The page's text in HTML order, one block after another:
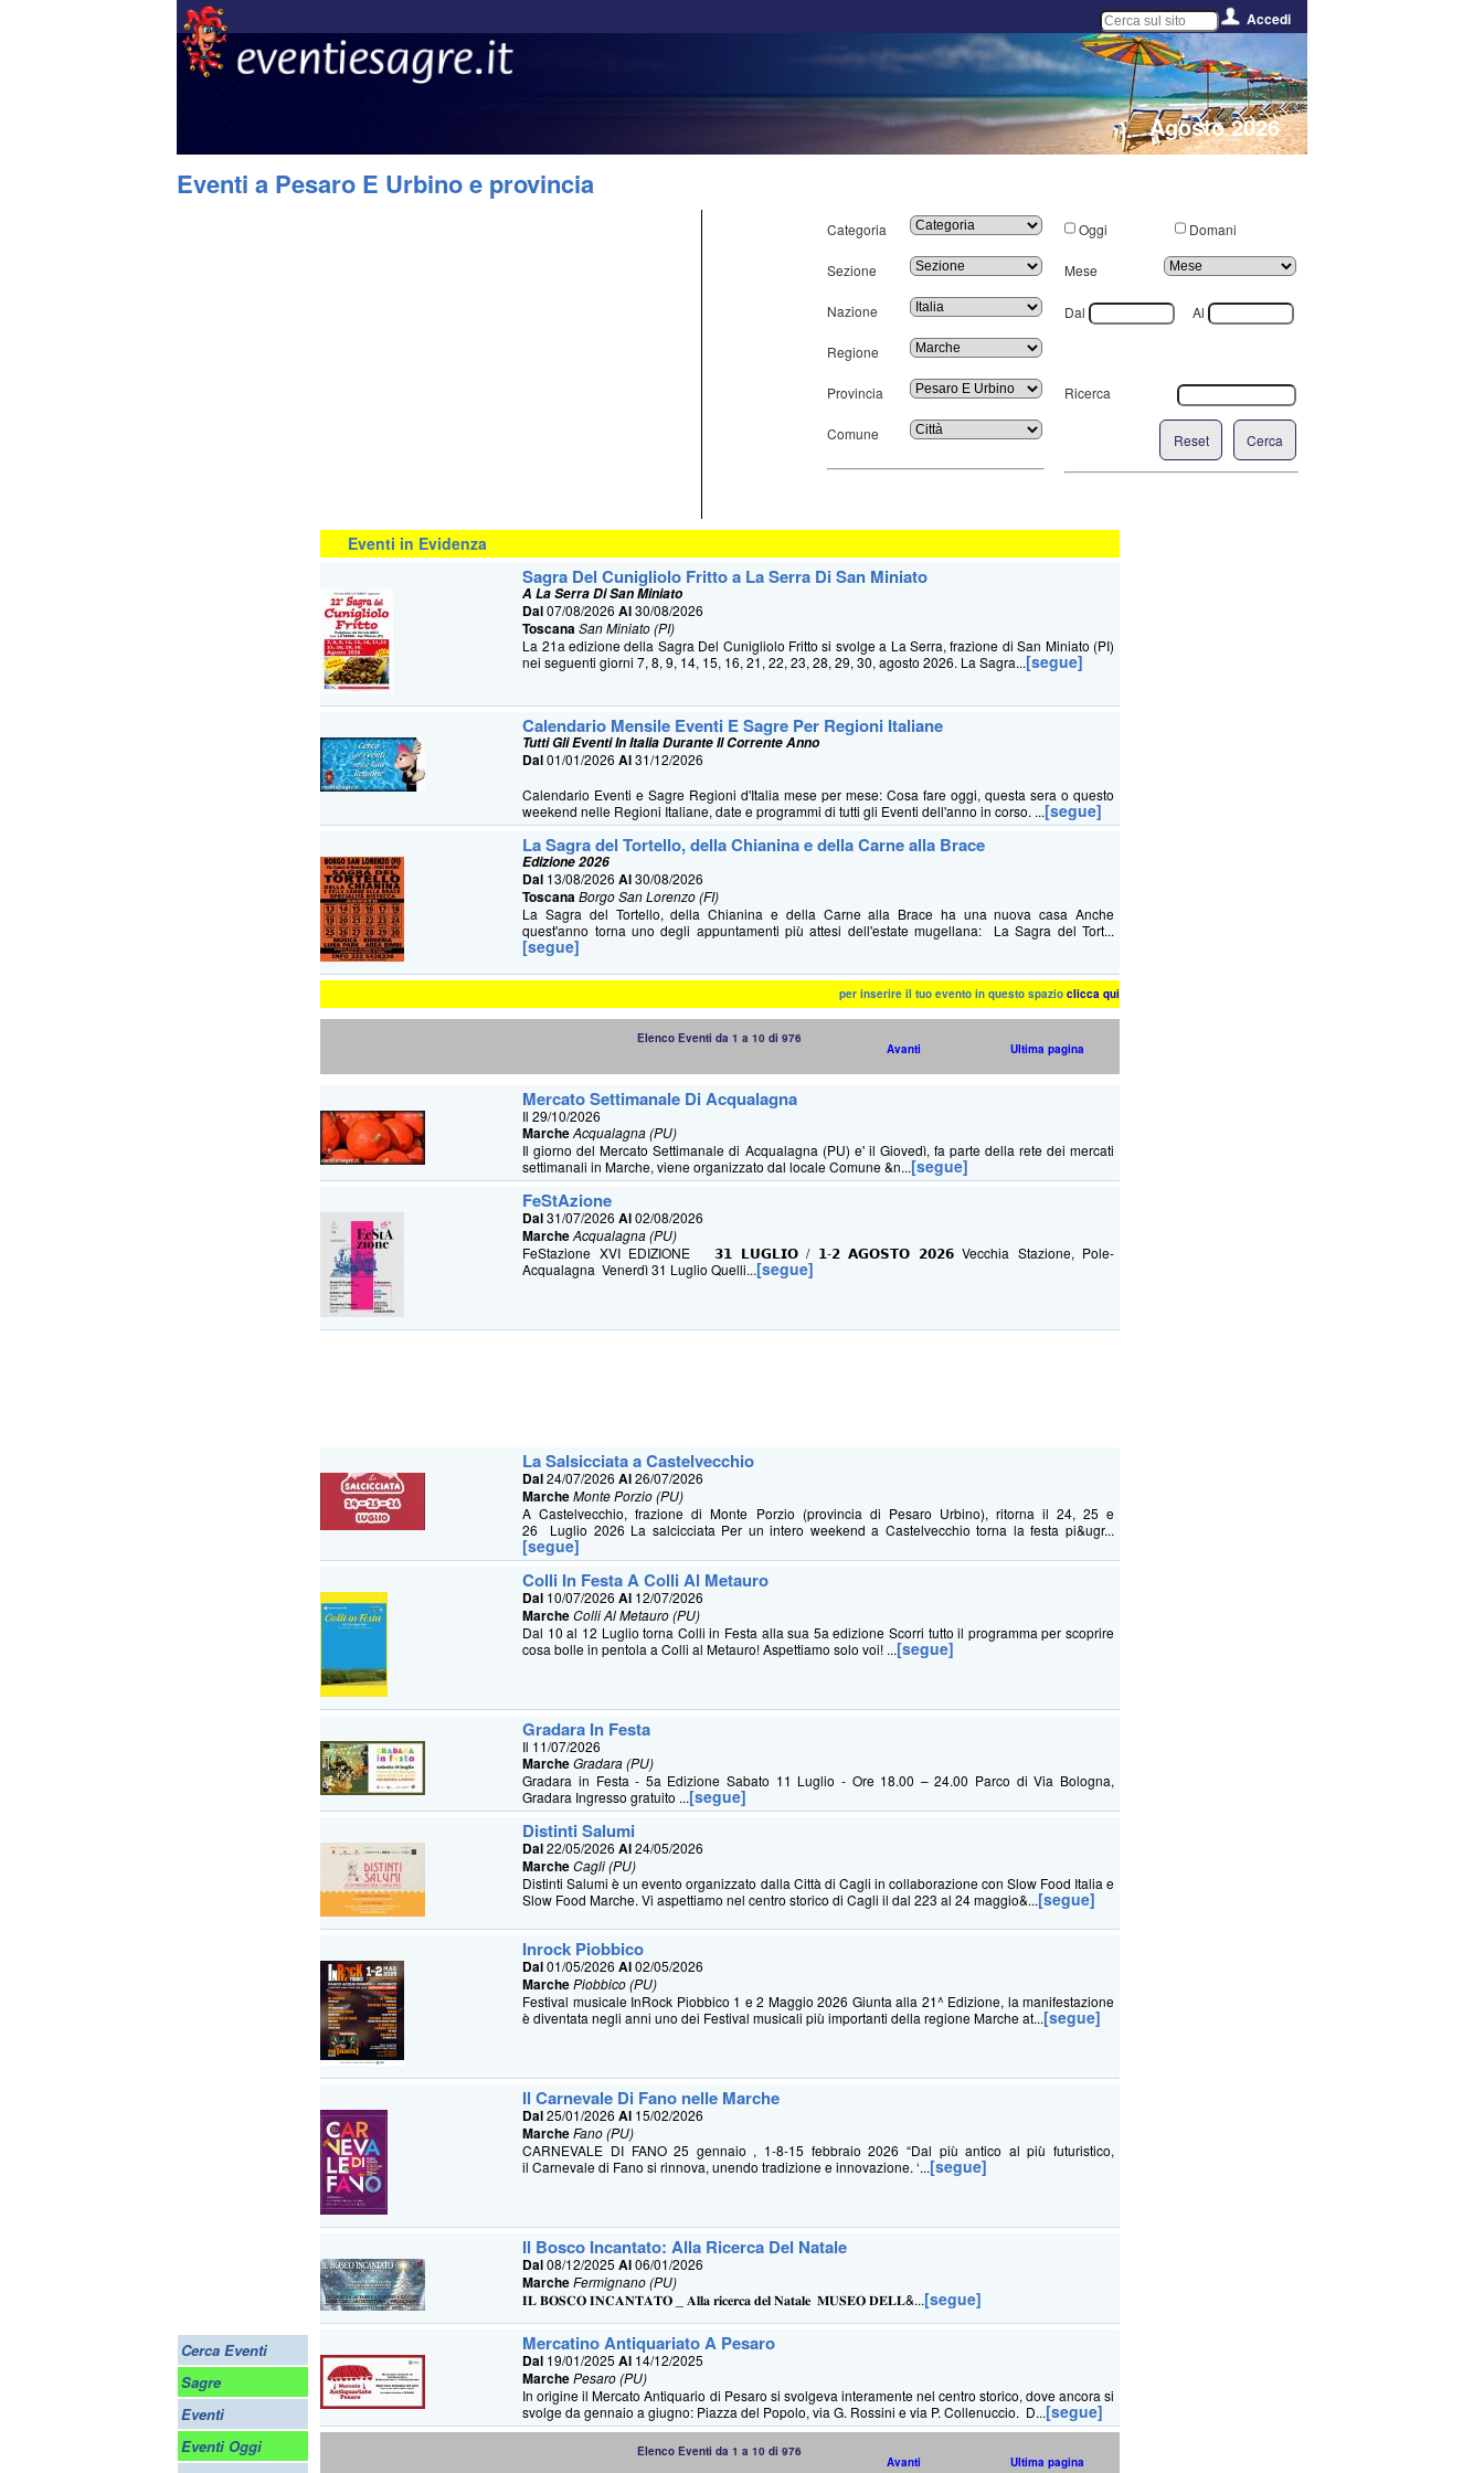
Accedi
Agosto 2026
Eventi a Pesaro E Urbino e provincia
Cerca Eventi
Sagre
Eventi
Eventi Oggi
Categoria
Sezione
Nazione
Regione
Provincia
Comune
Oggi Domani
Mese
Dal Al
Ricerca
Cerca
Reset
Eventi in Evidenza
Sagra Del Cunigliolo Fritto a La Serra Di San Miniato
A La Serra Di San Miniato
Dal07/08/2026Al30/08/2026
ToscanaSan Miniato (PI)
La 21a edizione della Sagra Del Cunigliolo Fritto si svolge a La Serra, frazione di San Miniato (PI)
nei seguenti giorni 7, 8, 9, 14, 15, 16, 21, 22, 23, 28, 29, 30, agosto 2026. La Sagra...[segue]
Calendario Mensile Eventi E Sagre Per Regioni Italiane
Tutti Gli Eventi In Italia Durante Il Corrente Anno
Dal01/01/2026Al31/12/2026
Calendario Eventi e Sagre Regioni d'Italia mese per mese: Cosa fare oggi, questa sera o questo
weekend nelle Regioni Italiane, date e programmi di tutti gli Eventi dell'anno in corso. ...[segue]
La Sagra del Tortello, della Chianina e della Carne alla Brace
Edizione 2026
Dal 13/08/2026Al30/08/2026
ToscanaBorgo San Lorenzo (FI)
La Sagra del Tortello, della Chianina e della Carne alla Brace ha una nuova casa Anche
quest'anno torna uno degli appuntamenti più attesi dell'estate mugellana: La Sagra del Tort...
[segue]
per inserire il tuo evento in questo spazio clicca qui
Elenco Eventi da 1 a 10 di 976
Avanti Ultima pagina
Mercato Settimanale Di Acqualagna
Il 29/10/2026
MarcheAcqualagna (PU)
Il giorno del Mercato Settimanale di Acqualagna (PU) e' il Giovedì, fa parte della rete dei mercati
settimanali in Marche, viene organizzato dal locale Comune &n...[segue]
FeStAzione
Dal31/07/2026Al02/08/2026
MarcheAcqualagna (PU)
FeStazione XVI EDIZIONE 𝟯𝟭 𝗟𝗨𝗚𝗟𝗜𝗢 / 𝟭-𝟮 𝗔𝗚𝗢𝗦𝗧𝗢 𝟮𝟬𝟮𝟲 Vecchia Stazione, Pole-
Acqualagna Venerdì 31 Luglio Quelli...[segue]
La Salsicciata a Castelvecchio
Dal24/07/2026Al26/07/2026
MarcheMonte Porzio (PU)
A Castelvecchio, frazione di Monte Porzio (provincia di Pesaro Urbino), ritorna il 24, 25 e
26 Luglio 2026 La salcicciata Per un intero weekend a Castelvecchio torna la festa pi&ugr...
[segue]
Colli In Festa A Colli Al Metauro
Dal 10/07/2026Al 12/07/2026
MarcheColli Al Metauro (PU)
Dal 10 al 12 Luglio torna Colli in Festa alla sua 5a edizione Scorri tutto il programma per scoprire
cosa bolle in pentola a Colli al Metauro! Aspettiamo solo voi! ...[segue]
Gradara In Festa
Il 11/07/2026
MarcheGradara (PU)
Gradara in Festa - 5a Edizione Sabato 11 Luglio - Ore 18.00 – 24.00 Parco di Via Bologna,
Gradara Ingresso gratuito ...[segue]
Distinti Salumi
Dal22/05/2026Al24/05/2026
MarcheCagli (PU)
Distinti Salumi è un evento organizzato dalla Città di Cagli in collaborazione con Slow Food Italia e
Slow Food Marche. Vi aspettiamo nel centro storico di Cagli il dal 223 al 24 maggio&...[segue]
Inrock Piobbico
Dal01/05/2026Al02/05/2026
MarchePiobbico (PU)
Festival musicale InRock Piobbico 1 e 2 Maggio 2026 Giunta alla 21^ Edizione, la manifestazione
è diventata negli anni uno dei Festival musicali più importanti della regione Marche at...[segue]
Il Carnevale Di Fano nelle Marche
Dal25/01/2026Al 15/02/2026
MarcheFano (PU)
CARNEVALE DI FANO 25 gennaio , 1-8-15 febbraio 2026 “Dal più antico al più futuristico,
il Carnevale di Fano si rinnova, unendo tradizione e innovazione. ‘...[segue]
Il Bosco Incantato: Alla Ricerca Del Natale
Dal08/12/2025Al06/01/2026
MarcheFermignano (PU)
𝐈𝐋 𝐁𝐎𝐒𝐂𝐎 𝐈𝐍𝐂𝐀𝐍𝐓𝐀𝐓𝐎 _ 𝐀𝐥𝐥𝐚 𝐫𝐢𝐜𝐞𝐫𝐜𝐚 𝐝𝐞𝐥 𝐍𝐚𝐭𝐚𝐥𝐞 𝐌𝐔𝐒𝐄𝐎 𝐃𝐄𝐋𝐋&...[segue]
Mercatino Antiquariato A Pesaro
Dal 19/01/2025Al 14/12/2025
MarchePesaro (PU)
In origine il Mercato Antiquario di Pesaro si svolgeva interamente nel centro storico, dove ancora si
svolge da gennaio a giugno: Piazza del Popolo, via G. Rossini e via P. Collenuccio. D...[segue]
Elenco Eventi da 1 a 10 di 976
Avanti Ultima pagina